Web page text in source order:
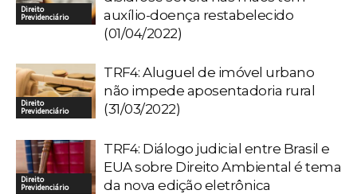
Direito
Previdenciário
auxílio-doença restabelecido
(01/04/2022)
Direito
Previdenciário
TRF4: Aluguel de imóvel urbano
não impede aposentadoria rural
(31/03/2022)
Direito
Previdenciário
TRF4: Diálogo judicial entre Brasil e
EUA sobre Direito Ambiental é tema
da nova edição eletrônica